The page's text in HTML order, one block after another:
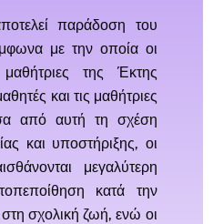
παράδοση του
με την οποία οι
της Έκτης
και τις μαθήτριες
από αυτή τη σχέση
και υποστήριξης, οι
μεγαλύτερη
κατά την
σχολική ζωή, ενώ οι